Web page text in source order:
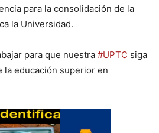
para la consolidación de la
la Universidad.
para que nuestra #UPTC siga
la educación superior en